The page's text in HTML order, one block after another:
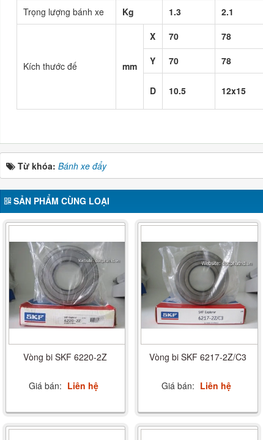
Trọng lượng bánh xe Kg 1.3 2.1
Kích thước đế mm
X 70 78
Y
70 78
D 10.5 12x15
Từ khóa: Bánh xe đẩy
SẢN PHẨM CÙNG LOẠI
Vòng bi SKF 6220-2Z
Giá bán: Liên hệ
Vòng bi SKF 6217-2Z/C3
Giá bán: Liên hệ